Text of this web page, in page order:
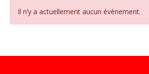
Il n’y a actuellement aucun évènement.